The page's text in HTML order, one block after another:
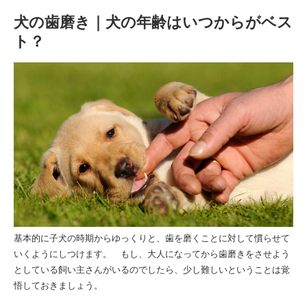
犬の歯磨き｜犬の年齢はいつからがベス
ト？
基本的に子犬の時期からゆっくりと、歯を磨くことに対して慣らせて
いくようにしつけます。 もし、大人になってから歯磨きをさせよう
としている飼い主さんがいるのでしたら、少し難しいということは覚
悟しておきましょう。